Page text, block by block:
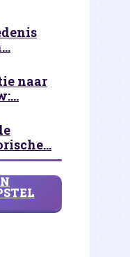
naar